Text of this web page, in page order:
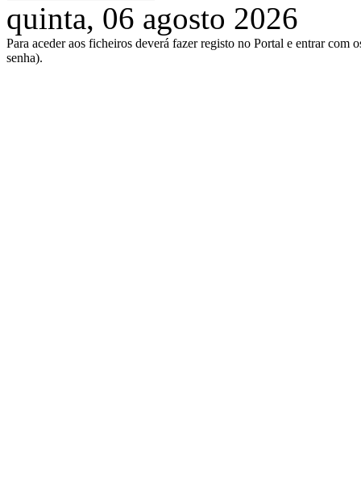
quinta, 06 agosto 2026
Para aceder aos ficheiros deverá fazer registo no Portal e entrar com
senha).